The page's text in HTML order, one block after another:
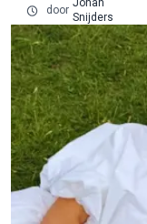
door
Snijders